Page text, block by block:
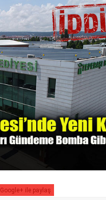
Google+ ile paylaş